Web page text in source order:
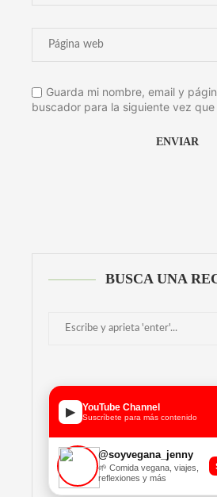
Guarda mi nombre, email y
buscador para la siguiente vez
BUSCA UNA
▶ YouTube Channel
Suscríbete para más contenido
@soyvegana_jenny
🌱 Comida vegana, viajes,
reflexiones y más